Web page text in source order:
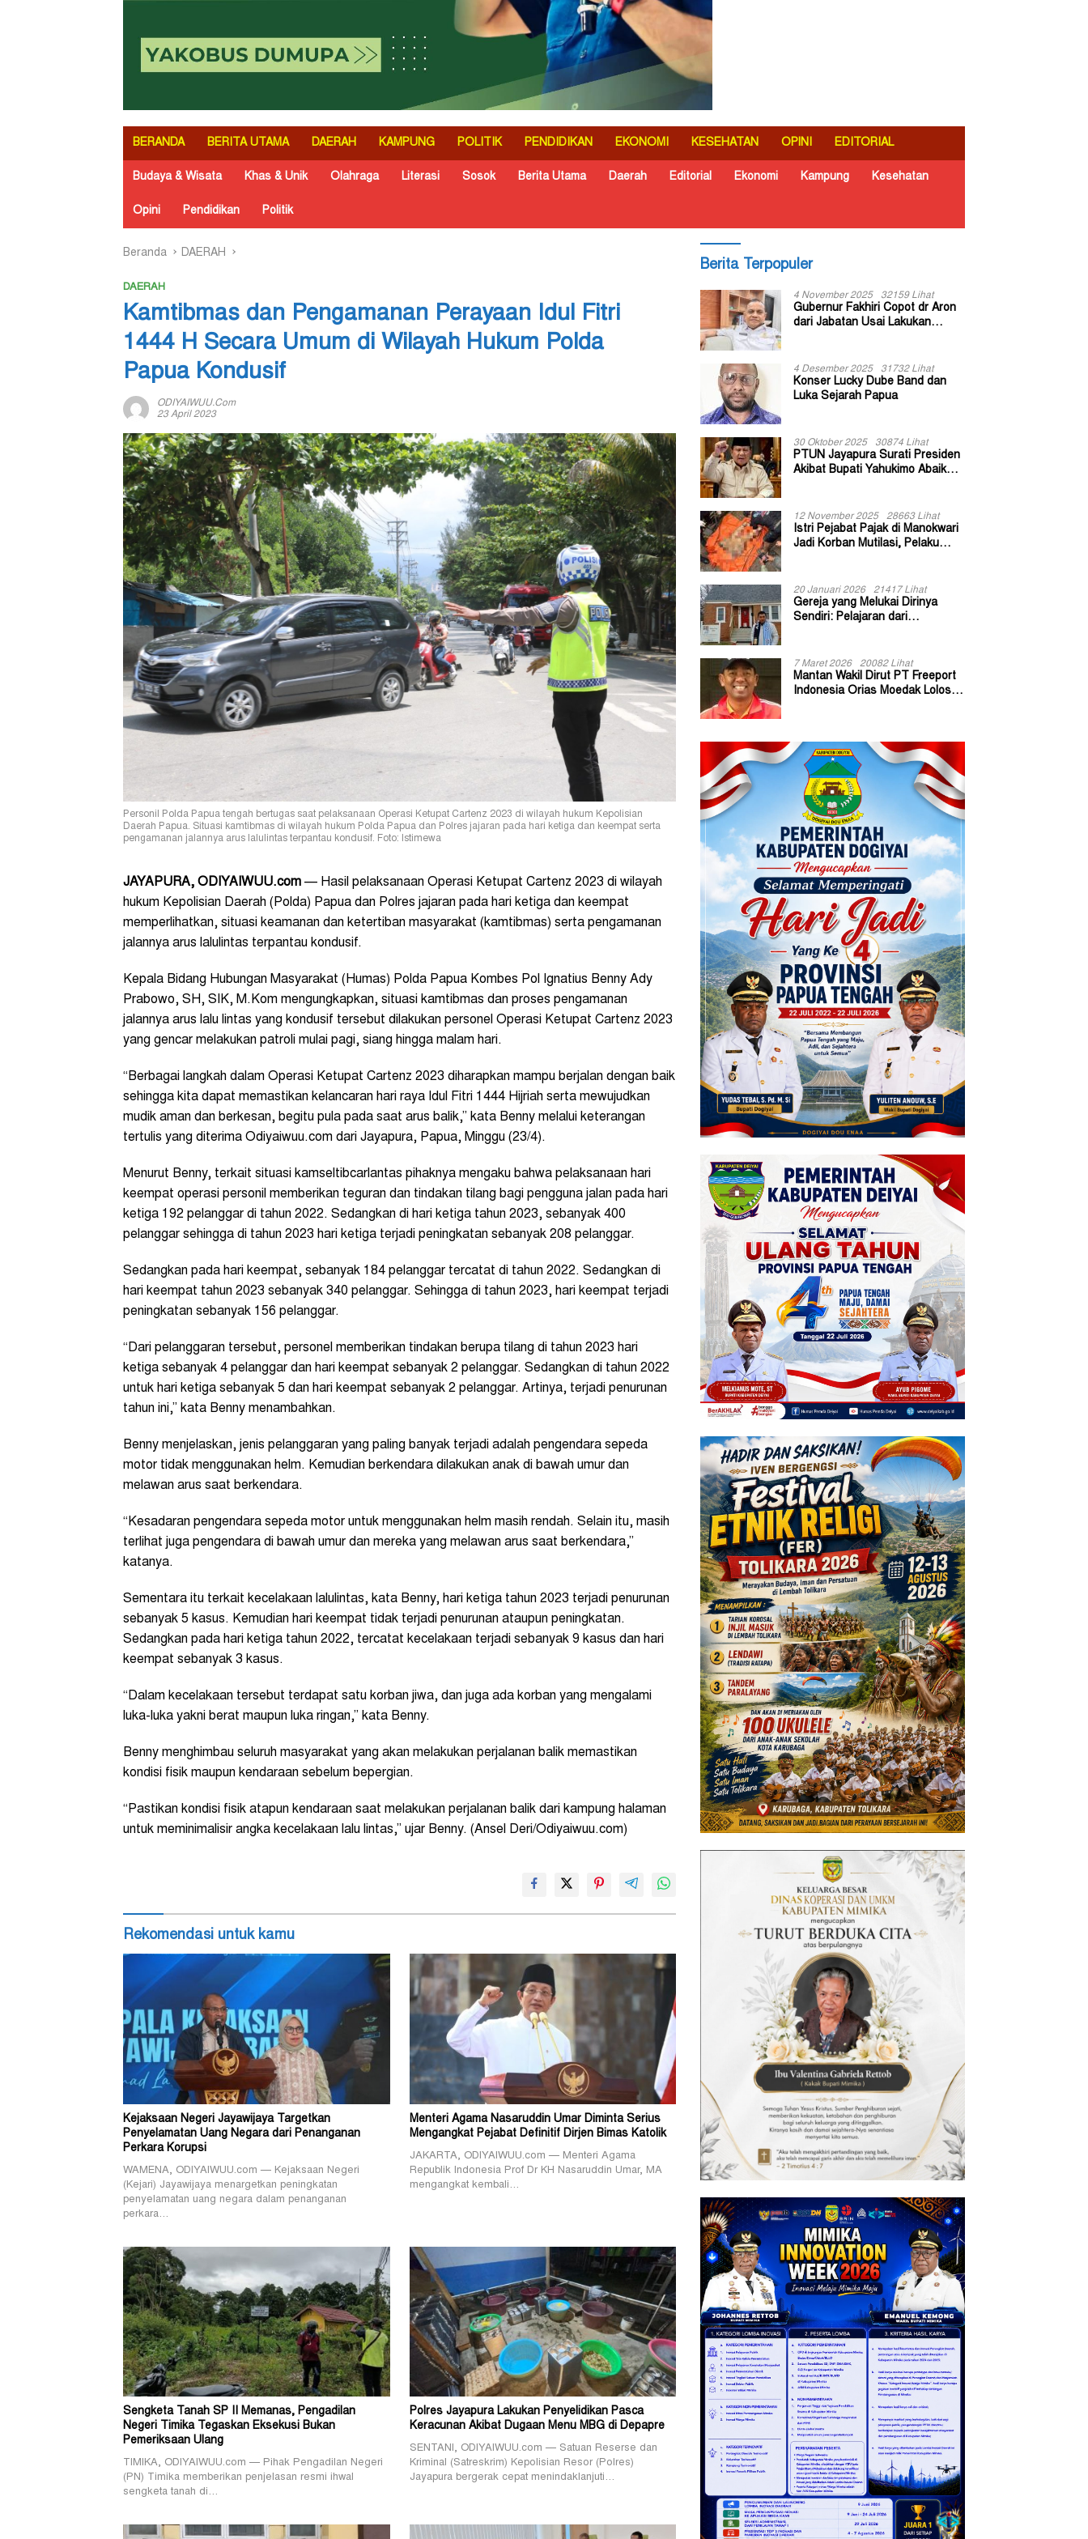
BERANDA BERITA UTAMA DAERAH KAMPUNG POLITIK PENDIDIKAN EKONOMI KESEHATAN OPINI EDITORIAL
Budaya & Wisata Khas & Unik Olahraga Literasi Sosok Berita Utama Daerah Editorial Ekonomi Kampung Kesehatan
Opini Pendidikan Politik
Beranda DAERAH
DAERAH
Kamtibmas dan Pengamanan Perayaan Idul Fitri
1444 H Secara Umum di Wilayah Hukum Polda
Papua Kondusif
ODIYAIWUU.com
23 April 2023
Personil Polda Papua tengah bertugas saat pelaksanaan Operasi Ketupat Cartenz 2023 di wilayah hukum Kepolisian
Daerah Papua. Situasi kamtibmas di wilayah hukum Polda Papua dan Polres jajaran pada hari ketiga dan keempat serta
pengamanan jalannya arus lalulintas terpantau kondusif. Foto: Istimewa
JAYAPURA, ODIYAIWUU.com — Hasil pelaksanaan Operasi Ketupat Cartenz 2023 di wilayah
hukum Kepolisian Daerah (Polda) Papua dan Polres jajaran pada hari ketiga dan keempat
memperlihatkan, situasi keamanan dan ketertiban masyarakat (kamtibmas) serta pengamanan
jalannya arus lalulintas terpantau kondusif.
Kepala Bidang Hubungan Masyarakat (Humas) Polda Papua Kombes Pol Ignatius Benny Ady
Prabowo, SH, SIK, M.Kom mengungkapkan, situasi kamtibmas dan proses pengamanan
jalannya arus lalu lintas yang kondusif tersebut dilakukan personel Operasi Ketupat Cartenz 2023
yang gencar melakukan patroli mulai pagi, siang hingga malam hari.
“Berbagai langkah dalam Operasi Ketupat Cartenz 2023 diharapkan mampu berjalan dengan baik
sehingga kita dapat memastikan kelancaran hari raya Idul Fitri 1444 Hijriah serta mewujudkan
mudik aman dan berkesan, begitu pula pada saat arus balik,” kata Benny melalui keterangan
tertulis yang diterima Odiyaiwuu.com dari Jayapura, Papua, Minggu (23/4).
Menurut Benny, terkait situasi kamseltibcarlantas pihaknya mengaku bahwa pelaksanaan hari
keempat operasi personil memberikan teguran dan tindakan tilang bagi pengguna jalan pada hari
ketiga 192 pelanggar di tahun 2022. Sedangkan di hari ketiga tahun 2023, sebanyak 400
pelanggar sehingga di tahun 2023 hari ketiga terjadi peningkatan sebanyak 208 pelanggar.
Sedangkan pada hari keempat, sebanyak 184 pelanggar tercatat di tahun 2022. Sedangkan di
hari keempat tahun 2023 sebanyak 340 pelanggar. Sehingga di tahun 2023, hari keempat terjadi
peningkatan sebanyak 156 pelanggar.
“Dari pelanggaran tersebut, personel memberikan tindakan berupa tilang di tahun 2023 hari
ketiga sebanyak 4 pelanggar dan hari keempat sebanyak 2 pelanggar. Sedangkan di tahun 2022
untuk hari ketiga sebanyak 5 dan hari keempat sebanyak 2 pelanggar. Artinya, terjadi penurunan
tahun ini,” kata Benny menambahkan.
Benny menjelaskan, jenis pelanggaran yang paling banyak terjadi adalah pengendara sepeda
motor tidak menggunakan helm. Kemudian berkendara dilakukan anak di bawah umur dan
melawan arus saat berkendara.
“Kesadaran pengendara sepeda motor untuk menggunakan helm masih rendah. Selain itu, masih
terlihat juga pengendara di bawah umur dan mereka yang melawan arus saat berkendara,”
katanya.
Sementara itu terkait kecelakaan lalulintas, kata Benny, hari ketiga tahun 2023 terjadi penurunan
sebanyak 5 kasus. Kemudian hari keempat tidak terjadi penurunan ataupun peningkatan.
Sedangkan pada hari ketiga tahun 2022, tercatat kecelakaan terjadi sebanyak 9 kasus dan hari
keempat sebanyak 3 kasus.
“Dalam kecelakaan tersebut terdapat satu korban jiwa, dan juga ada korban yang mengalami
luka-luka yakni berat maupun luka ringan,” kata Benny.
Benny menghimbau seluruh masyarakat yang akan melakukan perjalanan balik memastikan
kondisi fisik maupun kendaraan sebelum bepergian.
“Pastikan kondisi fisik atapun kendaraan saat melakukan perjalanan balik dari kampung halaman
untuk meminimalisir angka kecelakaan lalu lintas,” ujar Benny. (Ansel Deri/Odiyaiwuu.com)
Rekomendasi untuk kamu
Kejaksaan Negeri Jayawijaya Targetkan
Penyelamatan Uang Negara dari Penanganan
Perkara Korupsi
WAMENA, ODIYAIWUU.com — Kejaksaan Negeri
(Kejari) Jayawijaya menargetkan peningkatan
penyelamatan uang negara dalam penanganan
perkara…
Menteri Agama Nasaruddin Umar Diminta Serius
Mengangkat Pejabat Definitif Dirjen Bimas Katolik
JAKARTA, ODIYAIWUU.com — Menteri Agama
Republik Indonesia Prof Dr KH Nasaruddin Umar, MA
mengangkat kembali…
Sengketa Tanah SP II Memanas, Pengadilan
Negeri Timika Tegaskan Eksekusi Bukan
Pemeriksaan Ulang
TIMIKA, ODIYAIWUU.com — Pihak Pengadilan Negeri
(PN) Timika memberikan penjelasan resmi ihwal
sengketa tanah di…
Polres Jayapura Lakukan Penyelidikan Pasca
Keracunan Akibat Dugaan Menu MBG di Depapre
SENTANI, ODIYAIWUU.com — Satuan Reserse dan
Kriminal (Satreskrim) Kepolisian Resor (Polres)
Jayapura bergerak cepat menindaklanjuti…
Berita Terpopuler
4 November 2025 32159 Lihat
Gubernur Fakhiri Copot dr Aron
dari Jabatan Usai Lakukan
4 Desember 2025 31732 Lihat
Konser Lucky Dube Band dan
Luka Sejarah Papua
30 Oktober 2025 30874 Lihat
PTUN Jayapura Surati Presiden
Akibat Bupati Yahukimo Abaikan
12 November 2025 28663 Lihat
Istri Pejabat Pajak di Manokwari
Jadi Korban Mutilasi, Pelaku
20 Januari 2026 21417 Lihat
Gereja yang Melukai Dirinya
Sendiri: Pelajaran dari
7 Maret 2026 20082 Lihat
Mantan Wakil Dirut PT Freeport
Indonesia Orias Moedak Lolos